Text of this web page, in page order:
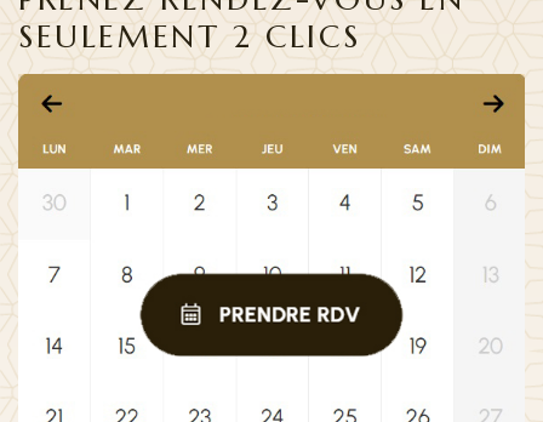
SEULEMENT 2 CLICS